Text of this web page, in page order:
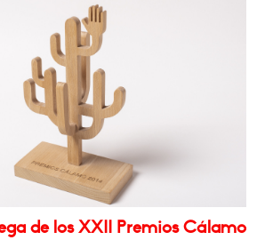
de los XXII Premios Cálamo